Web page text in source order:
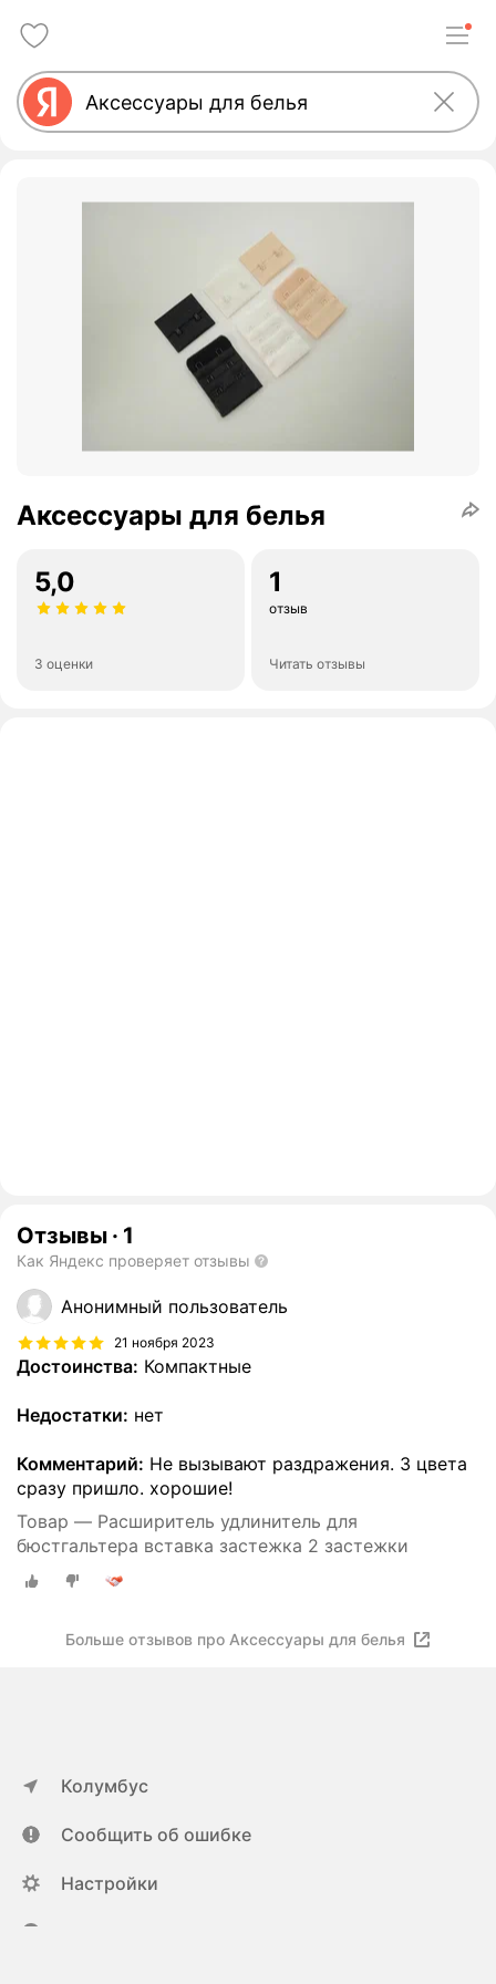
Аксессуары для белья
5,0
3 оценки
1
отзыв
Читать отзывы
Отзывы · 1
Как Яндекс проверяет отзывы
Анонимный пользователь
21 ноября 2023
Достоинства: Компактные
Недостатки: нет
Комментарий: Не вызывают раздражения. 3 цвета
сразу пришло. хорошие!
Товар — Расширитель удлинитель для
бюстгальтера вставка застежка 2 застежки
Больше отзывов про Аксессуары для белья
Колумбус
Сообщить об ошибке
Настройки